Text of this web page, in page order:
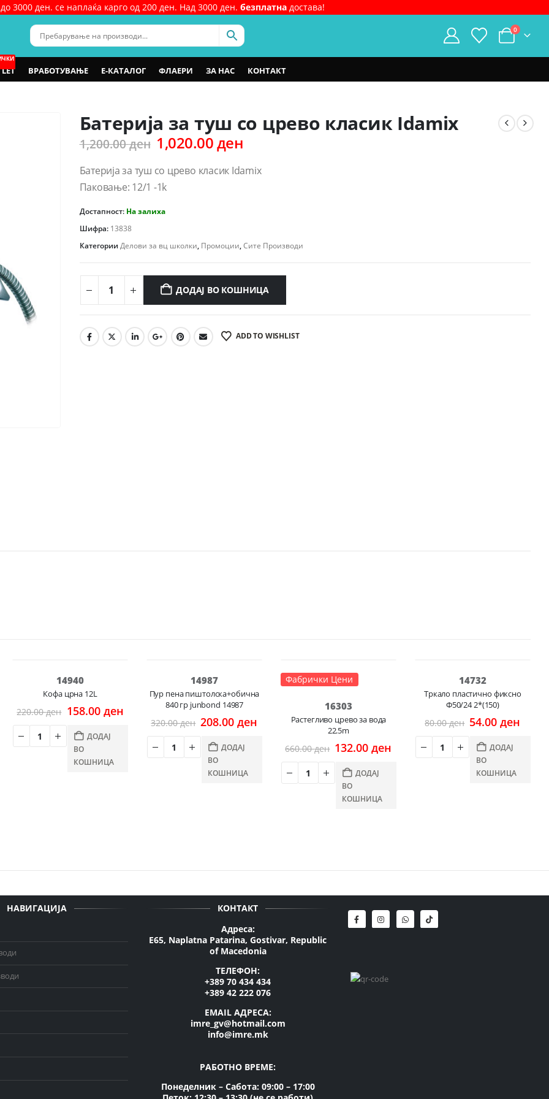
3000 ден. се наплаќа карго од 200 ден. Над 3000 ден. безплатна достава!
0
ВРАБОТУВАЊЕ Е-КАТАЛОГ ФЛАЕРИ ЗА НАС КОНТАКТ
Батерија за туш со црево класик Idamix
1,200.00ден Original
price
was:
1,200.00 ден.
1,020.00ден
is:
Батерија за туш со црево класик Idamix
Паковање: 12/1 -1k
Достапност: На залиха
Шифра: 13838
КатегорииДелови за вц школки, Промоции,Сите Производи
ДОДАЈ ВО КОШНИЦА
ADD TO WISHLIST
ден.
14940
Кофа црна 12L
220.00ден Original
was:
220.00 ден.
158.00 денCurrent
158.00 ден.
ДОДАЈ
ВО
КОШНИЦА
14987
Пур пена пиштолска+обична
840 гр junbond 14987
320.00ден Original
was:
320.00 ден.
208.00ден Current
208.00 ден.
ДОДАЈ
ВО
КОШНИЦА
-80%
Фабрички Цени
16303
Растегливо црево за вода
22.5m
660.00ден Original
was:
660.00 ден.
132.00ден Current
price
ДОДАЈ
ВО
КОШНИЦА
14732
Тркало пластично фиксно
Ф50/24 2*(150)
80.00ден Original
was:
80.00 ден.
54.00ден
ДОДАЈ
ВО
КОШНИЦА
НАВИГАЦИЈА
КОНТАКТ
Адреса:
E65, Naplatna Patarina, Gostivar, Republic
of Macedonia
ТЕЛЕФОН:
+389 70 434 434
+389 42 222 076
EMAIL АДРЕСА:
imre_gv@hotmail.com
info@imre.mk
РАБОТНО ВРЕМЕ:
Понеделник – Сабота: 09:00 – 17:00